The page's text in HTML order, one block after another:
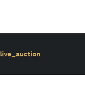
live_auction